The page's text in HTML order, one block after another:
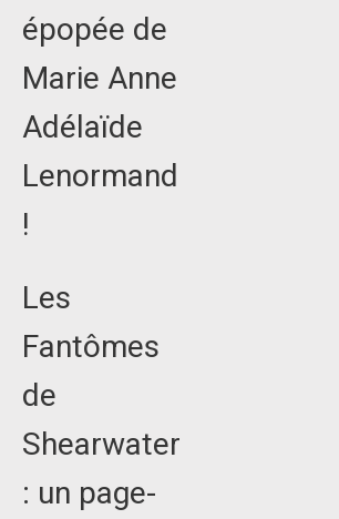
épopée de
Marie Anne
Adélaïde
Lenormand
!
Les
Fantômes
de
Shearwater
: un page-